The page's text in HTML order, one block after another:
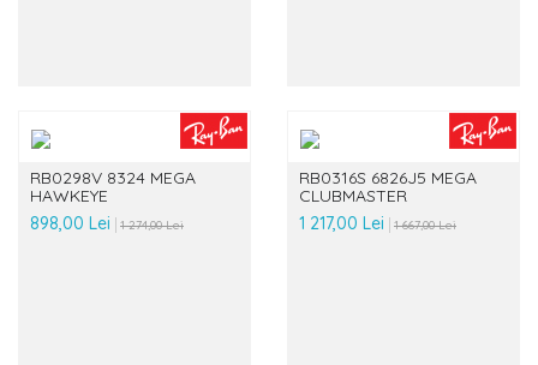
RB0298V 8324 MEGA
HAWKEYE
898,00 Lei
1 274,00 Lei
RB0316S 6826J5 MEGA
CLUBMASTER
1 217,00 Lei
1 667,00 Lei